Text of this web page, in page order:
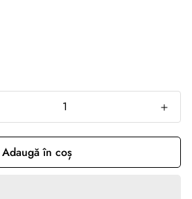
Adaugă în coș